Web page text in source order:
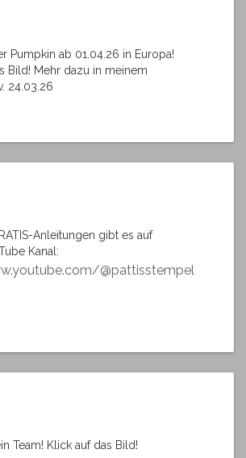
Pumpkin ab 01.04.26 in Europa!
Bild! Mehr dazu in meinem
24.03.26
Anleitungen gibt es auf
Kanal:
@pattisstempel
Team! Klick auf das Bild!